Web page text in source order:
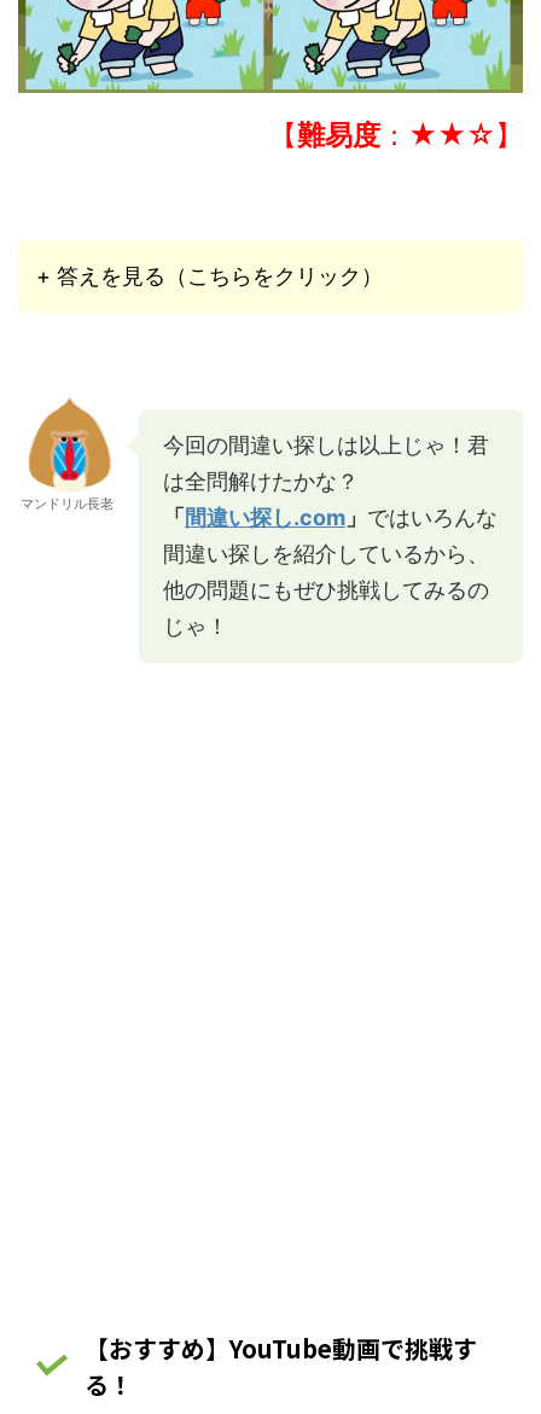
【難易度 ：★★☆】
+ 答えを見る（こちらをクリック）
マンドリル長老
今回の間違い探しは以上じゃ！君
は全問解けたかな？
「 間違い探し.com 」 ではいろんな
間違い探しを紹介しているから、
他の問題にもぜひ挑戦してみるの
じゃ！
【おすすめ】YouTube動画で挑戦す
る！